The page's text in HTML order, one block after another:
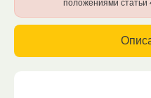
положениями статьи